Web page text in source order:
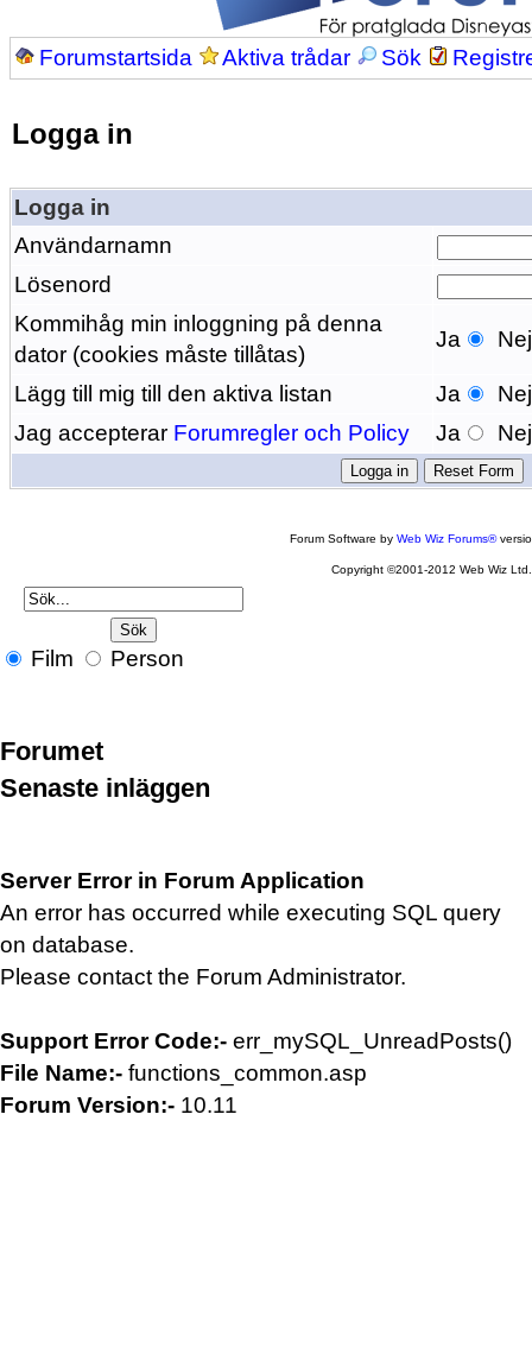
Forumstartsida Aktiva trådar Sök
Logga in
Logga in
Användarnamn
Lösenord
Kommihåg min inloggning på denna
dator (cookies måste tillåtas)
Ja Nej
Lägg till mig till den aktiva listan Ja
Nej
Jag accepterar Forumregler och Policy Ja Nej
Forum Software byWeb Wiz Forums®
Copyright ©2001-2012 Web Wiz Ltd.
Film Person
Forumet
Senaste inläggen
Server Error in Forum Application
An error has occurred while executing SQL query
on database.
Please contact the Forum Administrator.
Support Error Code:- err_mySQL_UnreadPosts()
File Name:- functions_common.asp
Forum Version:- 10.11